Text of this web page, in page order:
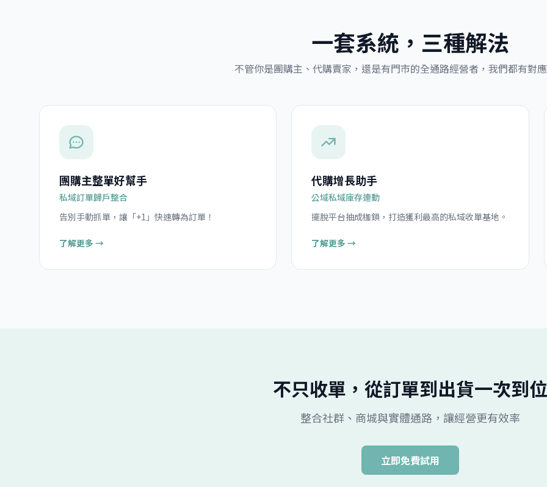
一套系統，三種解法
不管你是團購主、代購賣家，還是有門市的全通路經營者，我們都有對
團購主整單好幫手
私域訂單歸戶整合
告別手動抓單，讓「+1」快速轉為訂單！
了解更多 →
代購增長助手
公域私域庫存連動
擺脫平台抽成枷鎖，打造獲利最高的私域收單基地。
了解更多 →
不只收單，從訂單到出貨一次到位
整合社群、商城與實體通路，讓經營更有效率
立即免費試用